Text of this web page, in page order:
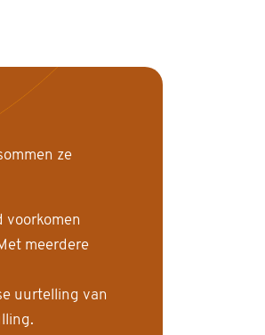
ze
voorkomen
meerdere
uurtelling van